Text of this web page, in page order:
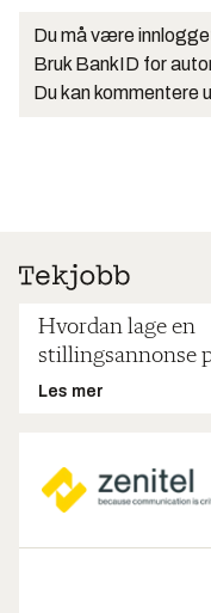
Du må være
Bruk BankID for
Du kan kommentere
Hvordan lage en
stillingsannonse
Les mer